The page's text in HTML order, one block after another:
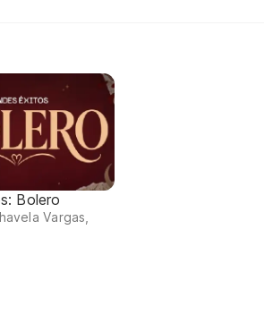
Bolero
Vargas,